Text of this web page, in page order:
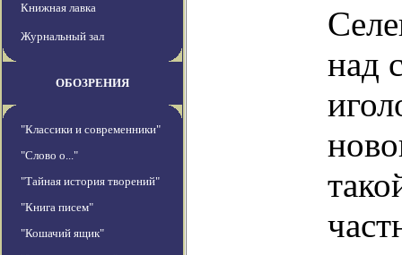
Книжная лавка
Журнальный зал
ОБОЗРЕНИЯ
"Классики и современники"
"Слово о..."
"Тайная история творений"
"Книга писем"
"Кошачий ящик"
над